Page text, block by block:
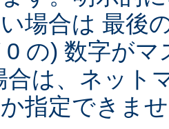
場合は 最後
0 の) 数字が
合は、ネット
指定できま